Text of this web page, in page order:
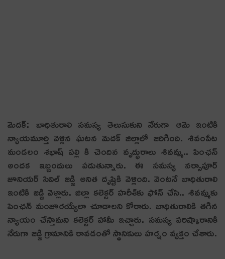
మెదక్: బాధితురాలి సమస్య తెలుసుకుని నేరుగా ఆమె ఇంటికి
న్యాయమూర్తి వెళ్లిన ఘటన మెదక్ జిల్లాలో జరిగింది. శివంపేట
మండలం శభాష్ పల్లి కి చెందిన వృద్ధురాలు శివమ్మ.. పింఛన్
అందక ఇబ్బందులు పడుతున్నారు. ఈ సమస్య నర్సాపూర్
జూనియర్ సివిల్ జడ్జి అనిత దృష్టికి వెళ్లింది. వెంటనే బాధితురాలి
ఇంటికి జడ్జి వెళ్లారు. జిల్లా కలెక్టర్ హరీశ్‌కు ఫోన్ చేసి.. శివమ్మకు
పింఛన్ మంజూరయ్యేలా చూడాలని కోరారు. బాధితురాలికి తగిన
న్యాయం చేస్తామని కలెక్టర్ హామీ ఇచ్చారు. సమస్య పరిష్కారానికి
నేరుగా జడ్జి గ్రామానికి రావడంతో స్థానికులు హర్షం వ్యక్తం చేశారు.